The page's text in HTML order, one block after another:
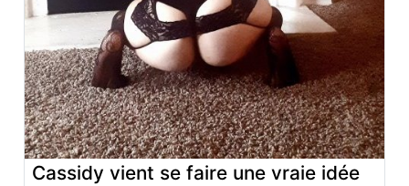
Cassidy vient se faire une vraie idée